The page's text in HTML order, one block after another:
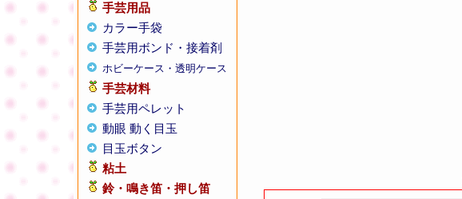
手芸用品
カラー手袋
手芸用ボンド・接着剤
ホビーケース・透明ケース
手芸材料
手芸用ペレット
動眼 動く目玉
目玉ボタン
粘土
鈴・鳴き笛・押し笛